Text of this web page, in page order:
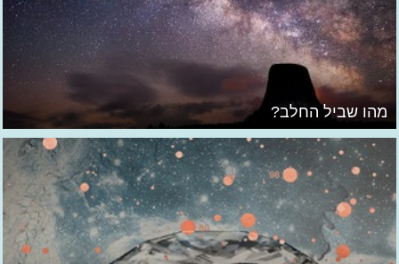
מהו שביל החלב?